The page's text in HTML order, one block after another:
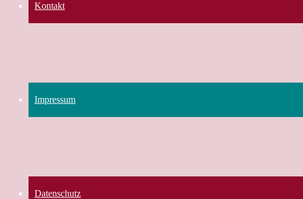
Kontakt
Impressum
Datenschutz